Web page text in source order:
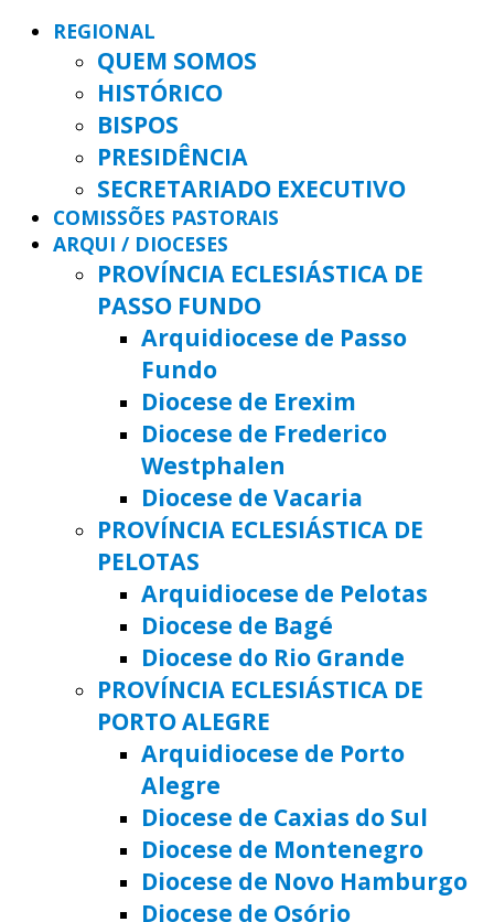
REGIONAL
QUEM SOMOS
HISTÓRICO
BISPOS
PRESIDÊNCIA
SECRETARIADO EXECUTIVO
COMISSÕES PASTORAIS
ARQUI / DIOCESES
PROVÍNCIA ECLESIÁSTICA DE
PASSO FUNDO
Arquidiocese de Passo
Fundo
Diocese de Erexim
Diocese de Frederico
Westphalen
Diocese de Vacaria
PROVÍNCIA ECLESIÁSTICA DE
PELOTAS
Arquidiocese de Pelotas
Diocese de Bagé
Diocese do Rio Grande
PROVÍNCIA ECLESIÁSTICA DE
PORTO ALEGRE
Arquidiocese de Porto
Alegre
Diocese de Caxias do Sul
Diocese de Montenegro
Diocese de Novo Hamburgo
Diocese de Osório